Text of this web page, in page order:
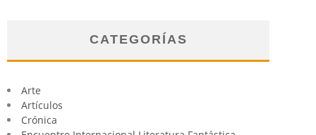
CATEGORÍAS
Arte
Artículos
Crónica